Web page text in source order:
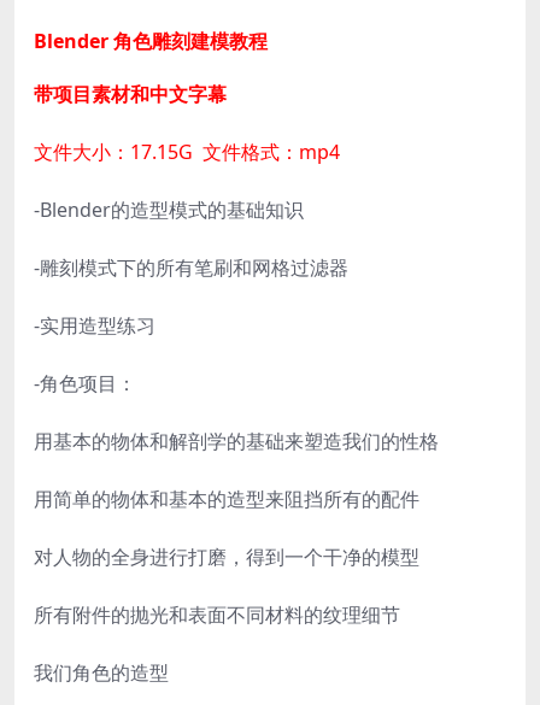
Blender 角色雕刻建模教程
带项目素材和中文字幕
文件大小：17.15G 文件格式：mp4
-Blender的造型模式的基础知识
-雕刻模式下的所有笔刷和网格过滤器
-实用造型练习
-角色项目：
用基本的物体和解剖学的基础来塑造我们的性格
用简单的物体和基本的造型来阻挡所有的配件
对人物的全身进行打磨，得到一个干净的模型
所有附件的抛光和表面不同材料的纹理细节
我们角色的造型